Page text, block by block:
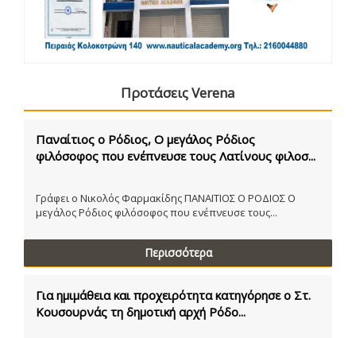
Προτάσεις Verena
Παναίτιος ο Ρόδιος, Ο μεγάλος Ρόδιος
φιλόσοφος που ενέπνευσε τους Λατίνους φιλοσ...
Γράφει ο Νικολός Φαρμακίδης ΠΑΝΑΙΤΙΟΣ Ο ΡΟΔΙΟΣ Ο
μεγάλος Ρόδιος φιλόσοφος που ενέπνευσε τους...
Περισσότερα
Για ημιμάθεια και προχειρότητα κατηγόρησε ο Στ.
Κουσουρνάς τη δημοτική αρχή Ρόδο...